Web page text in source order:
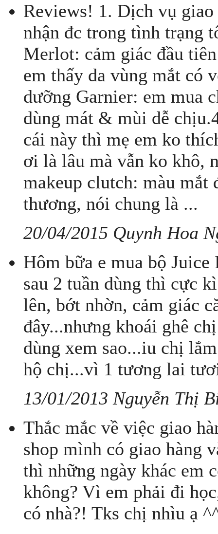
Reviews! 1. Dịch vụ
nhận đc trong tình trạng
Merlot: cảm giác đầu
em thấy da vùng mắt có
dưỡng Garnier: em mua
dùng mát & mùi dễ
cái này thì mẹ em ko
ơi là lâu mà vẫn ko khô,
makeup clutch: màu mắt
thương, nói chung là ...
20/04/2015 Quynh Hoa
Hôm bữa e mua bộ
sau 2 tuần dùng thì cực
lên, bớt nhờn, cảm giác
đây...nhưng khoái ghê
dùng xem sao...iu chị
hộ chị...vì 1 tương lai
13/01/2013 Nguyễn Thị
Thắc mắc về việc giao
shop mình có giao hàng
thì những ngày khác em
không? Vì em phải đi
có nhà?! Tks chị nhìu ạ